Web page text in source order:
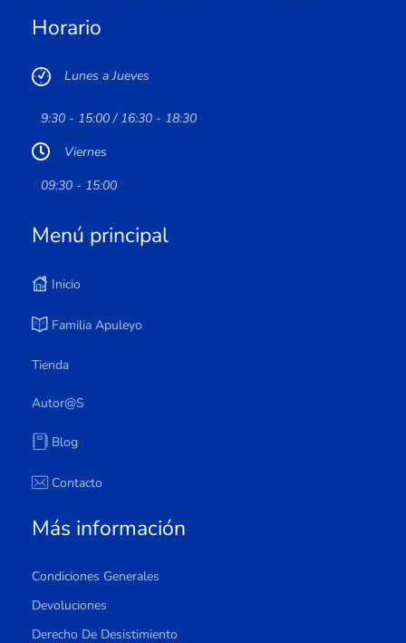
Horario
Lunes a Jueves
9:30 - 15:00 / 16:30 - 18:30
Viernes
09:30 - 15:00
Menú principal
Inicio
Familia Apuleyo
Tienda
Autor@s
Blog
Contacto
Más información
Condiciones Generales
Devoluciones
Derecho De Desistimiento